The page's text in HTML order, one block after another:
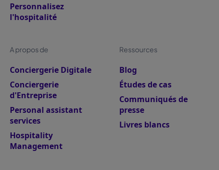
Personnalisez
l'hospitalité
A propos de
Conciergerie Digitale
Conciergerie
d'Entreprise
Personal assistant
services
Hospitality
Management
Ressources
Blog
Études de cas
Communiqués de
presse
Livres blancs